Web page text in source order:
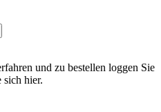
und zu bestellen loggen Sie
sich hier.